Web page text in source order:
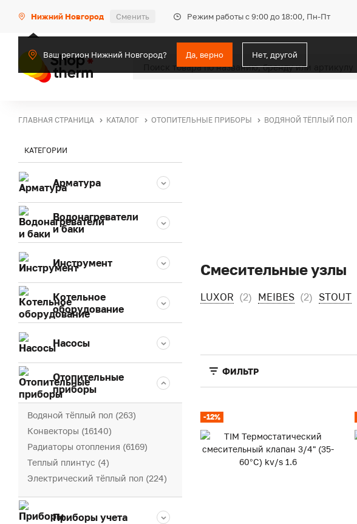
Нижний Новгород Сменить Режим работы с 9:00 до 18:00, Пн-Пт
Ваш регион Нижний Новгород? Да, верно Нет, другой
ГЛАВНАЯ СТРАНИЦА КАТАЛОГ ОТОПИТЕЛЬНЫЕ ПРИБОРЫ ВОДЯНОЙ ТЁПЛЫЙ ПОЛ
КАТЕГОРИИ
Арматура
Водонагреватели
и баки
Инструмент
Котельное
оборудование
Насосы
Отопительные
приборы
Водяной тёплый пол (263)
Конвекторы (16140)
Радиаторы отопления (6169)
Теплый плинтус (4)
Электрический тёплый пол (224)
Приборы учета
Смесительные узлы
LUXOR (2) MEIBES (2) STOUT
ФИЛЬТР
-12%